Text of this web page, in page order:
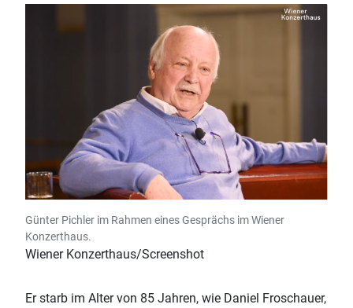
Günter Pichler im Rahmen eines Gesprächs im Wiener
Konzerthaus.
Wiener Konzerthaus/Screenshot
Er starb im Alter von 85 Jahren, wie Daniel Froschauer,